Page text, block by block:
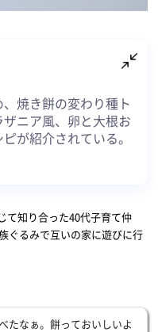
焼き餅の変わり種ト
ニア風、卵と大根お
が紹介されている。
て知り合った40代子育て仲
ぐるみで互いの家に遊びに行
たなぁ。餅っておいしいよ